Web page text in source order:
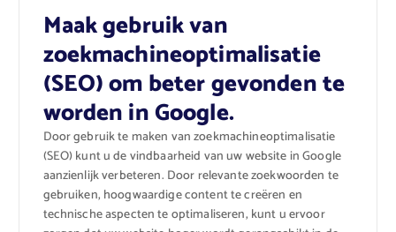
Maak gebruik van
zoekmachineoptimalisatie
(SEO) om beter gevonden te
worden in Google.
Door gebruik te maken van zoekmachineoptimalisatie
(SEO) kunt u de vindbaarheid van uw website in Google
aanzienlijk verbeteren. Door relevante zoekwoorden te
gebruiken, hoogwaardige content te creëren en
technische aspecten te optimaliseren, kunt u ervoor